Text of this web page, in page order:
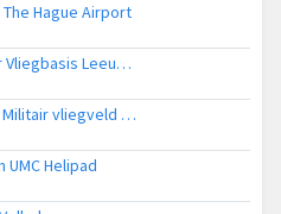
Hague Airport
Ambulancehelikopter naar Vliegbasis Leeuwarden
Kustwachthelikopter naar Militair vliegveld De Kooy / Den Helder Airport
Helipad